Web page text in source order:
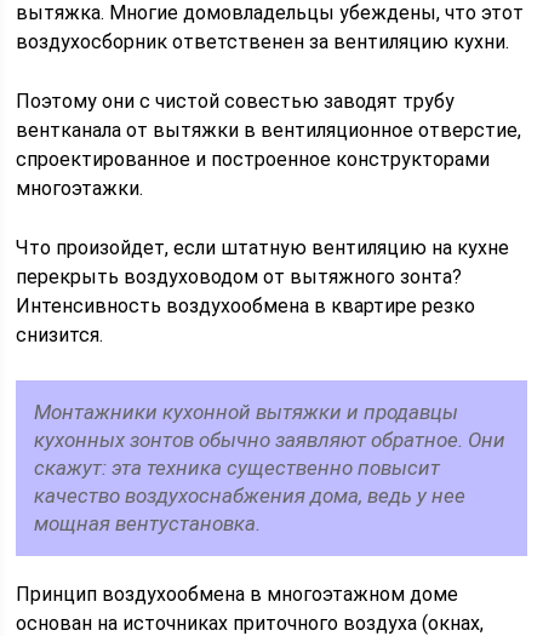
вытяжка. Многие домовладельцы убеждены, что этот
воздухосборник ответственен за вентиляцию кухни.
Поэтому они с чистой совестью заводят трубу
вентканала от вытяжки в вентиляционное отверстие,
спроектированное и построенное конструкторами
многоэтажки.
Что произойдет, если штатную вентиляцию на кухне
перекрыть воздуховодом от вытяжного зонта?
Интенсивность воздухообмена в квартире резко
снизится.
Монтажники кухонной вытяжки и продавцы
кухонных зонтов обычно заявляют обратное. Они
скажут: эта техника существенно повысит
качество воздухоснабжения дома, ведь у нее
мощная вентустановка.
Принцип воздухообмена в многоэтажном доме
основан на источниках приточного воздуха (окнах,